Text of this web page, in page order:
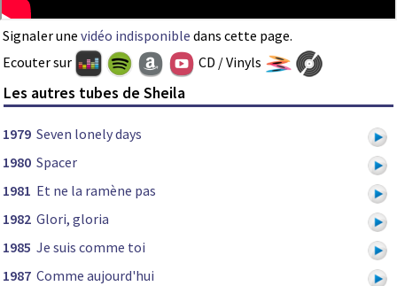
Signaler une vidéo indisponible dans cette page.
Ecouter sur
CD / Vinyls
Les autres tubes de Sheila
1979 Seven lonely days
1980 Spacer
1981 Et ne la ramène pas
1982 Glori, gloria
1985 Je suis comme toi
1987 Comme aujourd'hui